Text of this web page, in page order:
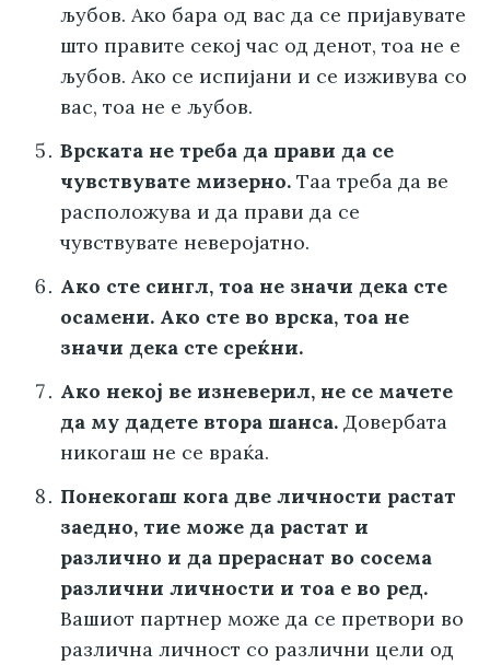
љубов. Ако бара од вас да се пријавувате
што правите секој час од денот, тоа не е
љубов. Ако се испијани и се изживува со
вас, тоа не е љубов.
Врската не треба да прави да се
чувствувате мизерно. Таа треба да ве
расположува и да прави да се
чувствувате неверојатно.
Ако сте сингл, тоа не значи дека сте
осамени. Ако сте во врска, тоа не
значи дека сте среќни.
Ако некој ве изневерил, не се мачете
да му дадете втора шанса. Довербата
никогаш не се враќа.
Понекогаш кога две личности растат
заедно, тие може да растат и
различно и да прераснат во сосема
различни личности и тоа е во ред.
Вашиот партнер може да се претвори во
различна личност со различни цели од